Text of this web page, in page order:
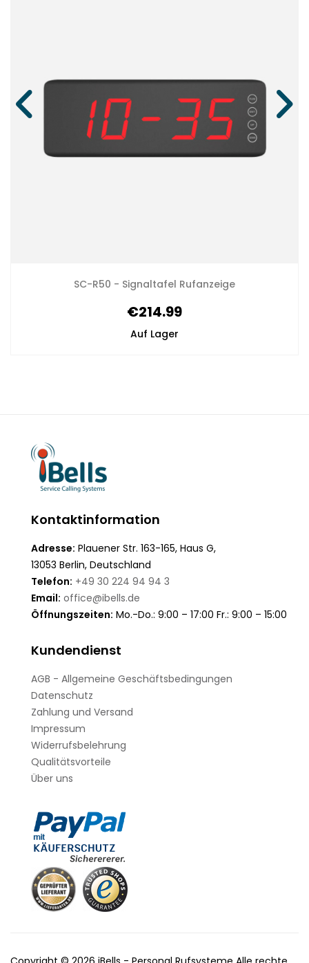
SC-R50 - Signaltafel Rufanzeige
€214.99
Auf Lager
Kontaktinformation
Adresse: Plauener Str. 163-165, Haus G,
13053 Berlin, Deutschland
Telefon: +49 30 224 94 94 3
Email: office@ibells.de
Öffnungszeiten: Mo.-Do.: 9:00 – 17:00 Fr.: 9:00 – 15:00
Kundendienst
AGB - Allgemeine Geschäftsbedingungen
Datenschutz
Zahlung und Versand
Impressum
Widerrufsbelehrung
Qualitätsvorteile
Über uns